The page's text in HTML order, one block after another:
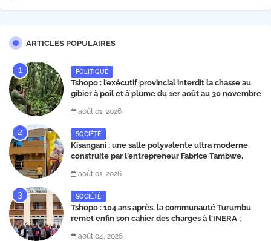
ARTICLES POPULAIRES
POLITIQUE
Tshopo : l’exécutif provincial interdit la chasse au
gibier à poil et à plume du 1er août au 30 novembre
août 01, 2026
SOCIÉTÉ
Kisangani : une salle polyvalente ultra moderne,
construite par l'entrepreneur Fabrice Tambwe,
août 01, 2026
SOCIÉTÉ
Tshopo : 104 ans après, la communauté Turumbu
remet enfin son cahier des charges à l'INERA ;
août 04, 2026